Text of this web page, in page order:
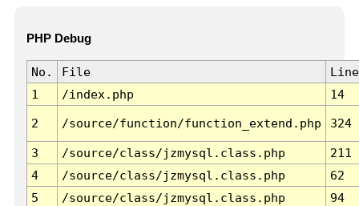
PHP Debug
No. File
Line
1
/index.php 14
2 /source/function/function_extend.php 324
3 /source/class/jzmysql.class.php
211
4
/source/class/jzmysql.class.php
62
5
/source/class/jzmysql.class.php
94